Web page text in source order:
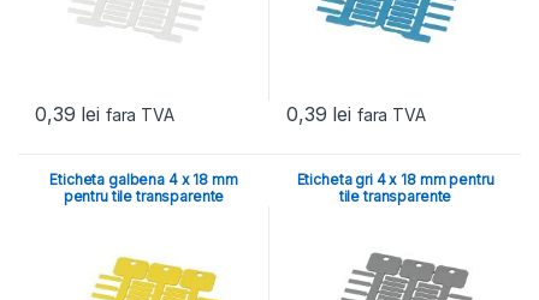
0,39 lei fara TVA 0,39 lei fara TVA
Eticheta galbena 4 x 18 mm
pentru tile transparente
Eticheta gri 4 x 18 mm pentru
tile transparente